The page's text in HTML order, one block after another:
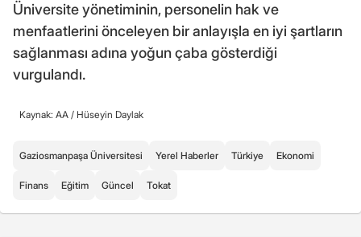
Üniversite yönetiminin, personelin hak ve
menfaatlerini önceleyen bir anlayışla en iyi şartların
sağlanması adına yoğun çaba gösterdiği
vurgulandı.
Kaynak: AA / Hüseyin Daylak
Gaziosmanpaşa Üniversitesi Yerel Haberler Türkiye Ekonomi
Finans Eğitim Güncel Tokat